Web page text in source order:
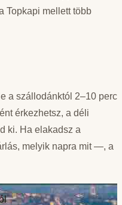
Topkapi mellett több
a szállodánktól 2–10 perc
érkezhetsz, a déli
ki. Ha elakadsz a
melyik napra mit —, a